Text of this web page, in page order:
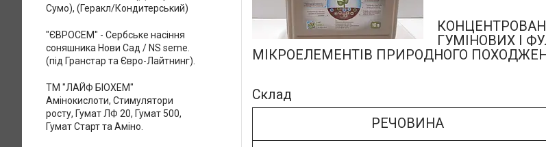
ГУМІНОВИХ І
МІКРОЕЛЕМЕНТІВ ПРИРОДНОГО
Склад
РЕЧОВИНА
Сумо), (Геракл/Кондитерський)
"ЄВРОСЕМ" - Сербське насіння
соняшника Нови Сад / NS seme.
(під Гранстар та Євро-Лайтнинг).
ТМ "ЛАЙФ БІОХЕМ"
Амінокислоти, Стимулятори
росту, Гумат ЛФ 20, Гумат 500,
Гумат Старт та Аміно.